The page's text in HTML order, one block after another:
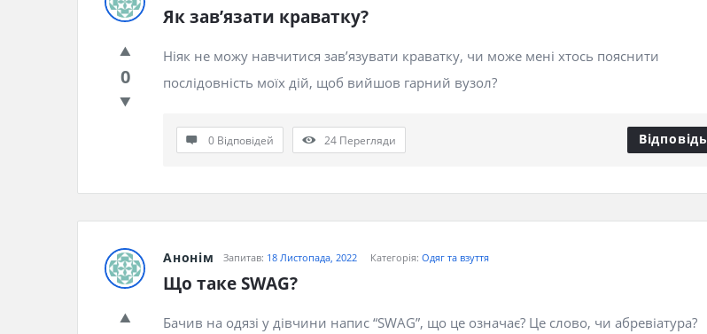
Як зав’язати краватку?
0
Ніяк не можу навчитися зав’язувати краватку, чи може мені хтось пояснити
послідовність моїх дій, щоб вийшов гарний вузол?
0 Відповідей 24 Перегляди Відповідь
Анонім Запитав: 18 Листопада, 2022 Категорія: Одяг та взуття
Що таке SWAG?
Бачив на одязі у дівчини напис “SWAG”, що це означає? Це слово, чи абревіатура?